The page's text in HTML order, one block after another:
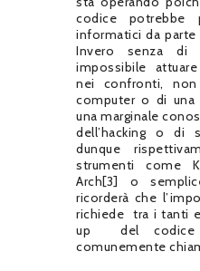
codice potrebbe
informatici da
Invero senza di
impossibile
nei confronti, non
computer o di una
una marginale
dell’hacking o di
dunque
strumenti come
Arch[3] o
ricorderà che
richiede tra i tanti
up
del
comunemente